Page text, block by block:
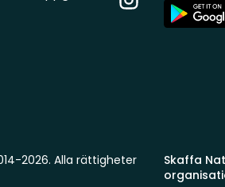
App
Store
Skaffa
2026. Alla rättigheter